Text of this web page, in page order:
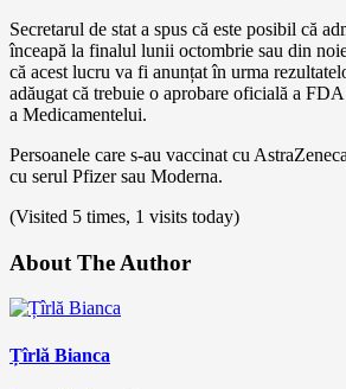
Secretarul de stat a spus că este posibil că
înceapă la finalul lunii octombrie sau din
că acest lucru va fi anunțat în urma
adăugat că trebuie o aprobare oficială a
a Medicamentelui.
Persoanele care s-au vaccinat cu
cu serul Pfizer sau Moderna.
(Visited 5 times, 1 visits today)
About The Author
Țîrlă Bianca